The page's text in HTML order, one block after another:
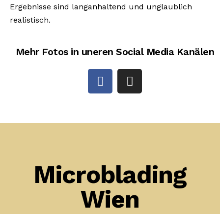
Ergebnisse sind langanhaltend und unglaublich
realistisch.
Mehr Fotos in uneren Social Media Kanälen
Microblading
Wien